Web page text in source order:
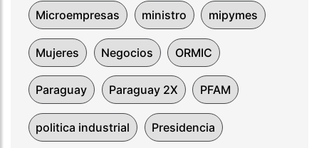
Microempresas ministro mipymes
Mujeres Negocios ORMIC
Paraguay Paraguay 2X PFAM
politica industrial Presidencia